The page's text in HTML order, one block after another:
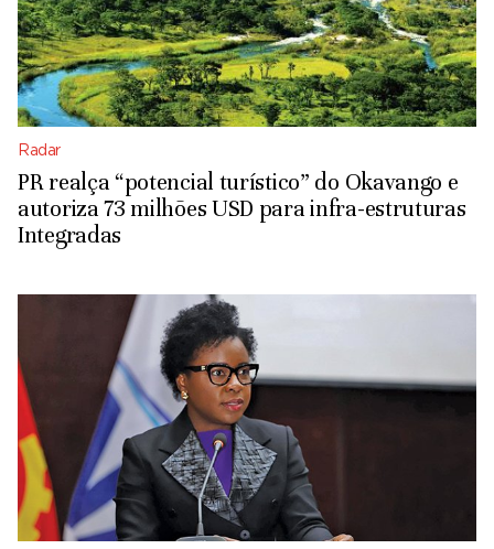
Radar
PR realça “potencial turístico” do Okavango e
autoriza 73 milhões USD para infra-estruturas
Integradas